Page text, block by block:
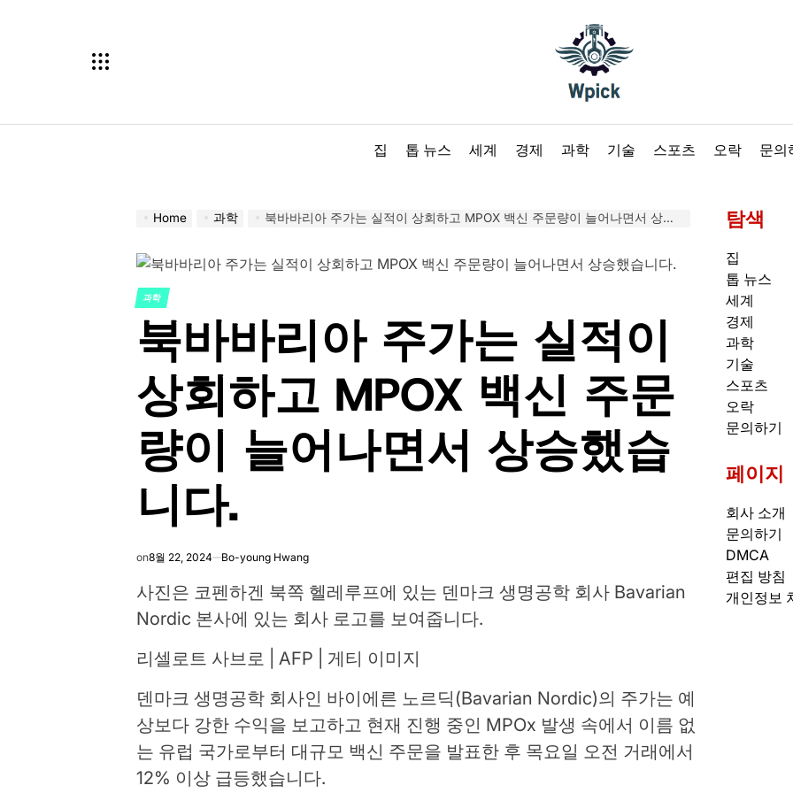
집
톱 뉴스 세계 경제 과학 기술 스포츠 오락 문의
Home 과학 북바바리아 주가는 실적이 상회하고 MPOX 백신 주문량이 늘어나면서 상승했습니다.
POSTED
IN
과학
북바바리아 주가는 실적이
상회하고 MPOX 백신 주문
량이 늘어나면서 상승했습
니다.
on8월 22, 2024 Bo-young Hwang
사진은 코펜하겐 북쪽 헬레루프에 있는 덴마크 생명공학 회사 Bavarian
Nordic 본사에 있는 회사 로고를 보여줍니다.
리셀로트 사브로 | AFP | 게티 이미지
덴마크 생명공학 회사인 바이에른 노르딕(Bavarian Nordic)의 주가는 예
상보다 강한 수익을 보고하고 현재 진행 중인 MPOx 발생 속에서 이름 없
는 유럽 국가로부터 대규모 백신 주문을 발표한 후 목요일 오전 거래에서
12% 이상 급등했습니다.
탐색
집
톱 뉴스
세계
경제
과학
기술
스포츠
오락
문의하기
페이지
회사 소개
문의하기
DMCA
편집 방침
개인정보